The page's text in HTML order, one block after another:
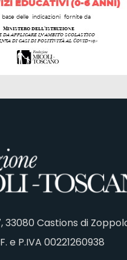
33080 Castions di
e P.IVA 00221260938